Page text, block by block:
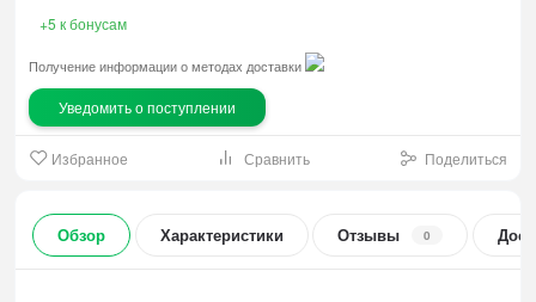
+5 к бонусам
Избранное Сравнить Поделиться
Получение информации о методах доставки
Уведомить о поступлении
Обзор Характеристики Отзывы 0